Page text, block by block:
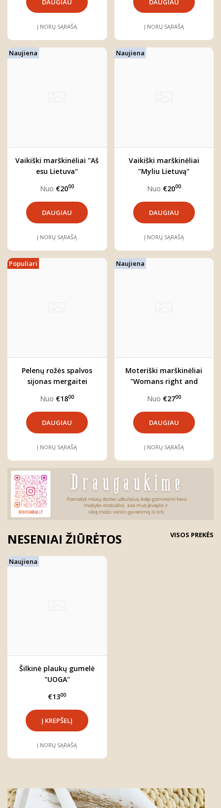
DAUGIAU
Į NORŲ SĄRAŠĄ
DAUGIAU
Į NORŲ SĄRAŠĄ
Naujiena
Vaikiški marškinėliai "Aš
esu Lietuva"
Nuo €2000
DAUGIAU
Į NORŲ SĄRAŠĄ
Naujiena
Vaikiški marškinėliai
"Myliu Lietuvą"
Nuo €2000
DAUGIAU
Į NORŲ SĄRAŠĄ
Populiari
Pelenų rožės spalvos
sijonas mergaitei
Nuo €1800
DAUGIAU
Į NORŲ SĄRAŠĄ
Naujiena
Moteriški marškinėliai
"Womans right and
Nuo €2700
DAUGIAU
Į NORŲ SĄRAŠĄ
NESENIAI ŽIŪRĖTOS VISOS PREKĖS
Naujiena
Šilkinė plaukų gumelė
"UOGA"
€1300
Į NORŲ SĄRAŠĄ